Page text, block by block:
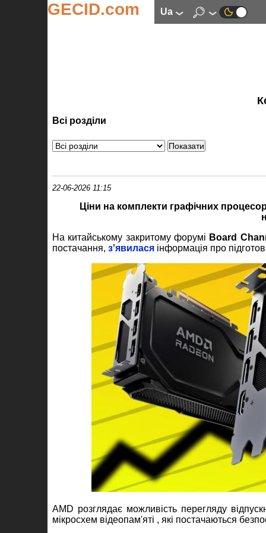
GECID.com ua
Всі розділи
22-06-2026 11:15
Ціни на комплекти графічних
На китайському закритому форумі Board
постачання, з'явилася інформація про
AMD розглядає можливість перегляду
мікросхем відеопам'яті , які постачаються